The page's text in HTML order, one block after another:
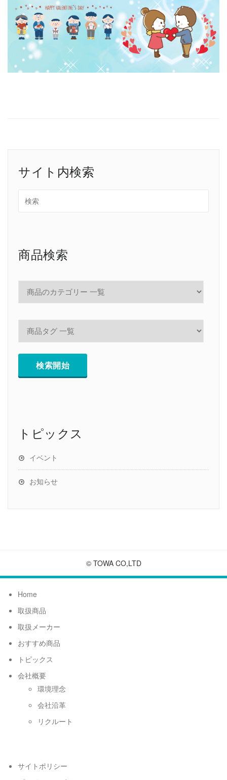
サイト内検索
商品検索
トピックス
イベント
お知らせ
© TOWA CO,LTD
Home
取扱商品
取扱メーカー
おすすめ商品
トピックス
会社概要
環境理念
会社沿革
リクルート
サイトポリシー